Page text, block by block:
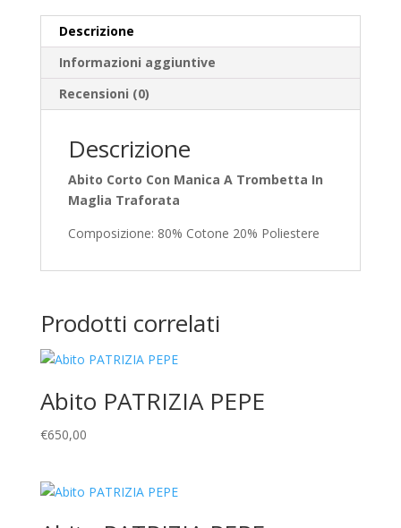
Descrizione
Informazioni aggiuntive
Recensioni (0)
Descrizione
Abito Corto Con Manica A Trombetta In
Maglia Traforata
Composizione: 80% Cotone 20% Poliestere
Prodotti correlati
Abito PATRIZIA PEPE
€650,00